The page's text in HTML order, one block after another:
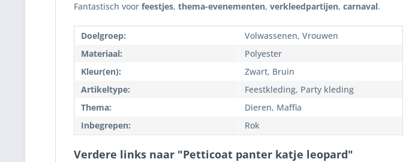
Fantastisch voor feestjes, thema-evenementen, verkleedpartijen, carnaval.
Doelgroep:
Volwassenen, Vrouwen
Materiaal:
Polyester
Kleur(en):
Zwart, Bruin
Artikeltype:
Feestkleding, Party kleding
Thema:
Dieren, Maffia
Inbegrepen:
Rok
Verdere links naar "Petticoat panter katje leopard"